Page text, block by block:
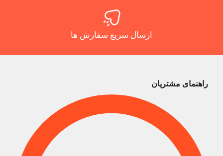
ارسال سریع سفارش ها
راهنمای مشتریان